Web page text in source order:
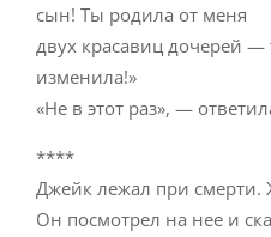
сын! Ты родила от меня
двух красавиц дочерей
изменила!»
«Не в этот раз», —
****
Джейк лежал при смерти.
Он посмотрел на нее и